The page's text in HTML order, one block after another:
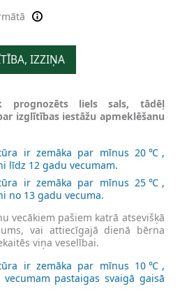
IZZIŅA
prognozēts liels sals, tādēļ
izglītības iestāžu apmeklēšanu
ir zemāka par mīnus 20℃,
līdz 12 gadu vecumam.
ir zemāka par mīnus 25℃,
no 13 gadu vecuma.
vecākiem pašiem katrā atsevišķā
vai attiecīgajā dienā bērna
viņa veselībai.
ir zemāka par mīnus 10℃,
pastaigas svaigā gaisā